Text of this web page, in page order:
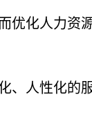
优化人力资
、人性化的